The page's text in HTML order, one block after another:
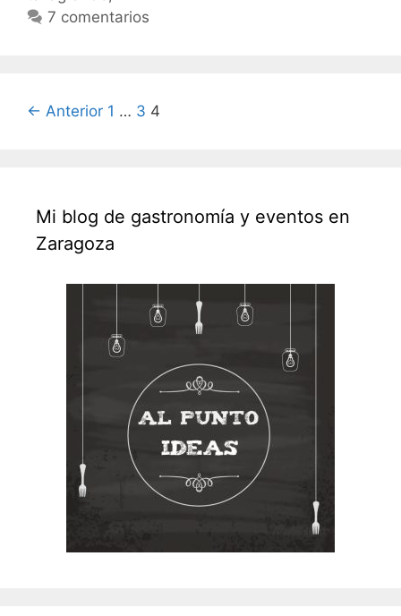
7 comentarios
Navegación
← Anterior 1 … 3 4
Mi blog de gastronomía y eventos en
Zaragoza